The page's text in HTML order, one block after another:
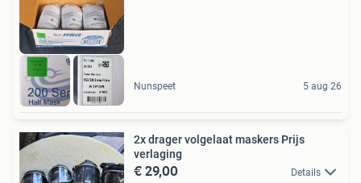
Nunspeet 5 aug 26
2x drager volgelaat maskers Prijs
verlaging
€ 29,00 Details